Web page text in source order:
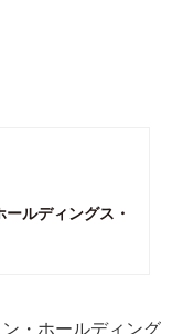
ルディングス・
・ホールディング